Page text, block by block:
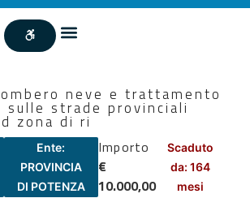
neve e trattamento
sulle strade provinciali
zona di ri
Ente:
PROVINCIA
DI POTENZA
Importo
€
10.000,00
Scaduto
da: 164
mesi